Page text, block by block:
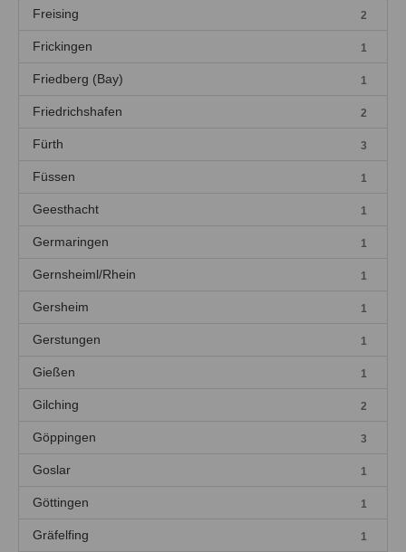
Freising 2
Frickingen 1
Friedberg (Bay) 1
Friedrichshafen 2
Fürth 3
Füssen 1
Geesthacht 1
Germaringen 1
Gernsheiml/Rhein 1
Gersheim 1
Gerstungen 1
Gießen 1
Gilching 2
Göppingen 3
Goslar 1
Göttingen 1
Gräfelfing 1